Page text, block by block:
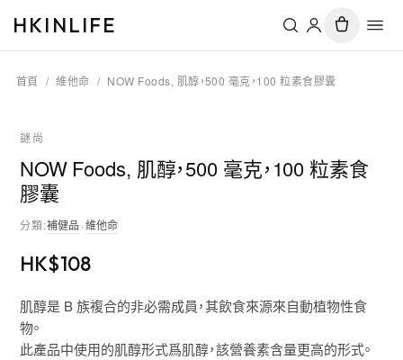
HKINLIFE
首頁 / 維他命 / NOW Foods, 肌醇，500 毫克，100 粒素食膠囊
謎尚
NOW Foods, 肌醇，500 毫克，100 粒素食
膠囊
分類:補健品 ·維他命
HK$108
肌醇是 B 族複合的非必需成員，其飲食來源來自動植物性食
物。
此產品中使用的肌醇形式爲肌醇，該營養素含量更高的形式。